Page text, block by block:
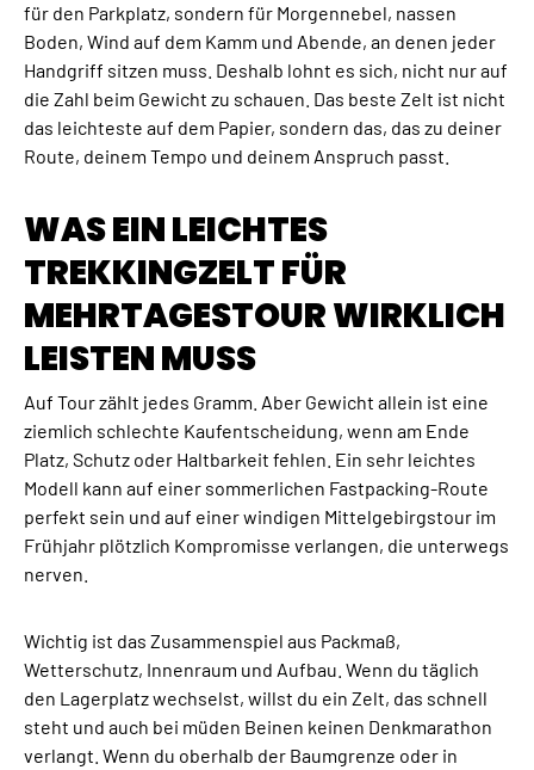
für den Parkplatz, sondern für Morgennebel, nassen
Boden, Wind auf dem Kamm und Abende, an denen jeder
Handgriff sitzen muss. Deshalb lohnt es sich, nicht nur auf
die Zahl beim Gewicht zu schauen. Das beste Zelt ist nicht
das leichteste auf dem Papier, sondern das, das zu deiner
Route, deinem Tempo und deinem Anspruch passt.
WAS EIN LEICHTES
TREKKINGZELT FÜR
MEHRTAGESTOUR WIRKLICH
LEISTEN MUSS
Auf Tour zählt jedes Gramm. Aber Gewicht allein ist eine
ziemlich schlechte Kaufentscheidung, wenn am Ende
Platz, Schutz oder Haltbarkeit fehlen. Ein sehr leichtes
Modell kann auf einer sommerlichen Fastpacking-Route
perfekt sein und auf einer windigen Mittelgebirgstour im
Frühjahr plötzlich Kompromisse verlangen, die unterwegs
nerven.
Wichtig ist das Zusammenspiel aus Packmaß,
Wetterschutz, Innenraum und Aufbau. Wenn du täglich
den Lagerplatz wechselst, willst du ein Zelt, das schnell
steht und auch bei müden Beinen keinen Denkmarathon
verlangt. Wenn du oberhalb der Baumgrenze oder in